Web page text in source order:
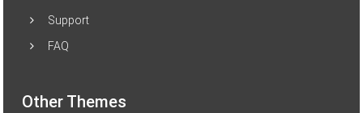
Support
FAQ
Other Themes